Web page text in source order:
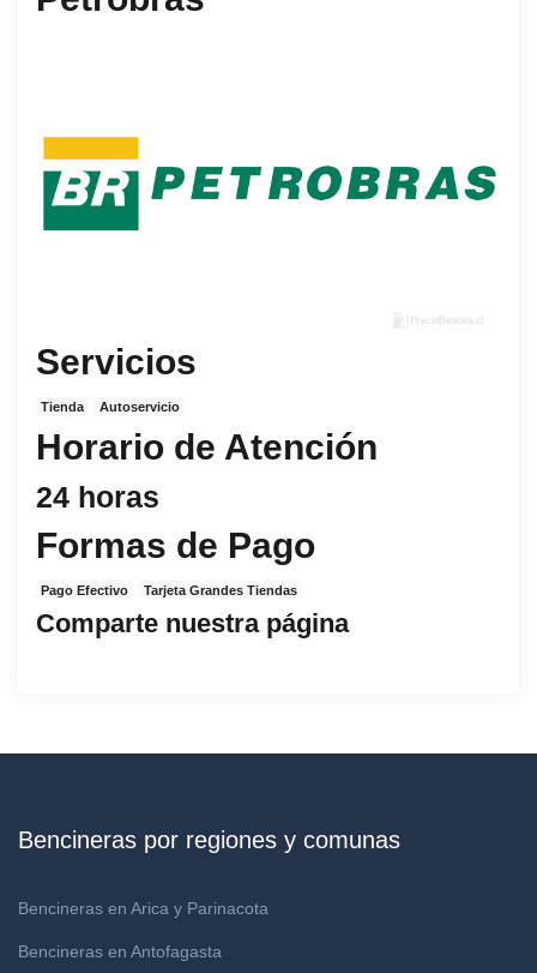
Servicios
Tienda Autoservicio
Horario de Atención
24 horas
Formas de Pago
Pago Efectivo Tarjeta Grandes Tiendas
Comparte nuestra página
Bencineras por regiones y comunas
Bencineras en Arica y Parinacota
Bencineras en Antofagasta